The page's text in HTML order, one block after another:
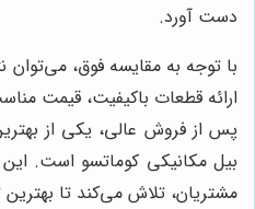
دست آورد.
با توجه به مقایسه فوق، می‌توان
ارائه قطعات باکیفیت، قیمت
پس از فروش عالی، یکی از
بیل مکانیکی کوماتسو است.
مشتریان، تلاش می‌کند تا